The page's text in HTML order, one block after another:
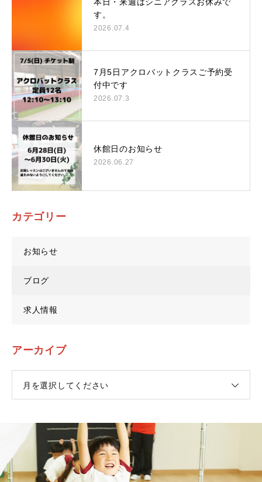
本日・来週はシニアクラスお休みで
す。
2026.07.4
7月5日アクロバットクラスご予約受
付中です
2026.07.3
休館日のお知らせ
2026.06.27
カテゴリー
お知らせ
ブログ
求人情報
アーカイブ
月を選択してください